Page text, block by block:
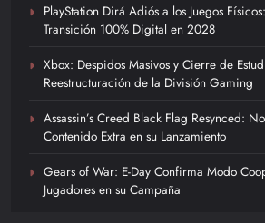
PlayStation Dirá Adiós a los Juegos
Transición 100% Digital en 2028
Xbox: Despidos Masivos y Cierre de
Reestructuración de la División Gaming
Assassin’s Creed Black Flag Resynced:
Contenido Extra en su Lanzamiento
Gears of War: E-Day Confirma Modo
Jugadores en su Campaña